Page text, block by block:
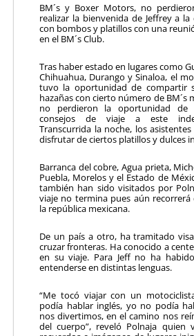
BM´s y Boxer Motors, no
realizar la bienvenida de Jeffrey a
con bombos y platillos con una
en el BM´s Club.
Tras haber estado en lugares como
Chihuahua, Durango y Sinaloa, el
tuvo la oportunidad de compartir
hazañas con cierto número de BM´s
no perdieron la oportunidad de
consejos de viaje a este
Transcurrida la noche, los
disfrutar de ciertos platillos y dulces
Barranca del cobre, Agua prieta,
Puebla, Morelos y el Estado de
también han sido visitados por
viaje no termina pues aún recorrerá
la república mexicana.
De un país a otro, ha tramitado
cruzar fronteras. Ha conocido a
en su viaje. Para Jeff no ha
entenderse en distintas lenguas.
“Me tocó viajar con un
podía hablar inglés, yo no podía
nos divertimos, en el camino nos
del cuerpo”, reveló Polnaja quien